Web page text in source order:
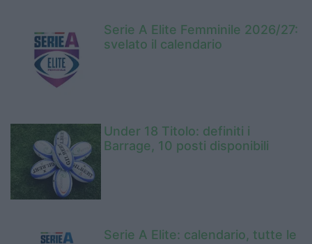
Serie A Elite Femminile 2026/27:
svelato il calendario
Under 18 Titolo: definiti i
Barrage, 10 posti disponibili
Serie A Elite: calendario, tutte le